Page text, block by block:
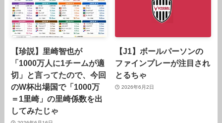
【珍説】里崎智也が
「1000万人に1チームが適
切」と言ってたので、今回
のW杯出場国で「1000万
＝1里崎」の里崎係数を出
してみたじゃ
【J1】ボールパーソンの
ファインプレーが注目され
とるちゃ
2026年6月2日